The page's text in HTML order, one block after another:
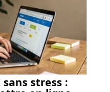
stress :